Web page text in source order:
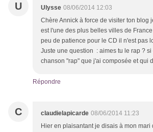
U Ulysse 08/06/2014 12:03
Chère Annick à force de visiter ton blog
est l'une des plus belles villes de
peu de patience pour le CD il n'est pas
Juste une question : aimes tu le rap ? si
chanson "rap" que j'ai composée et qui
Répondre
C claudielapicarde 08/06/2014 11:23
Hier en plaisantant je disais à mon mari